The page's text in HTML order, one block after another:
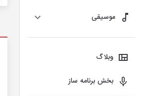
موسیقی
وبلاگ
بخش برنامه ساز